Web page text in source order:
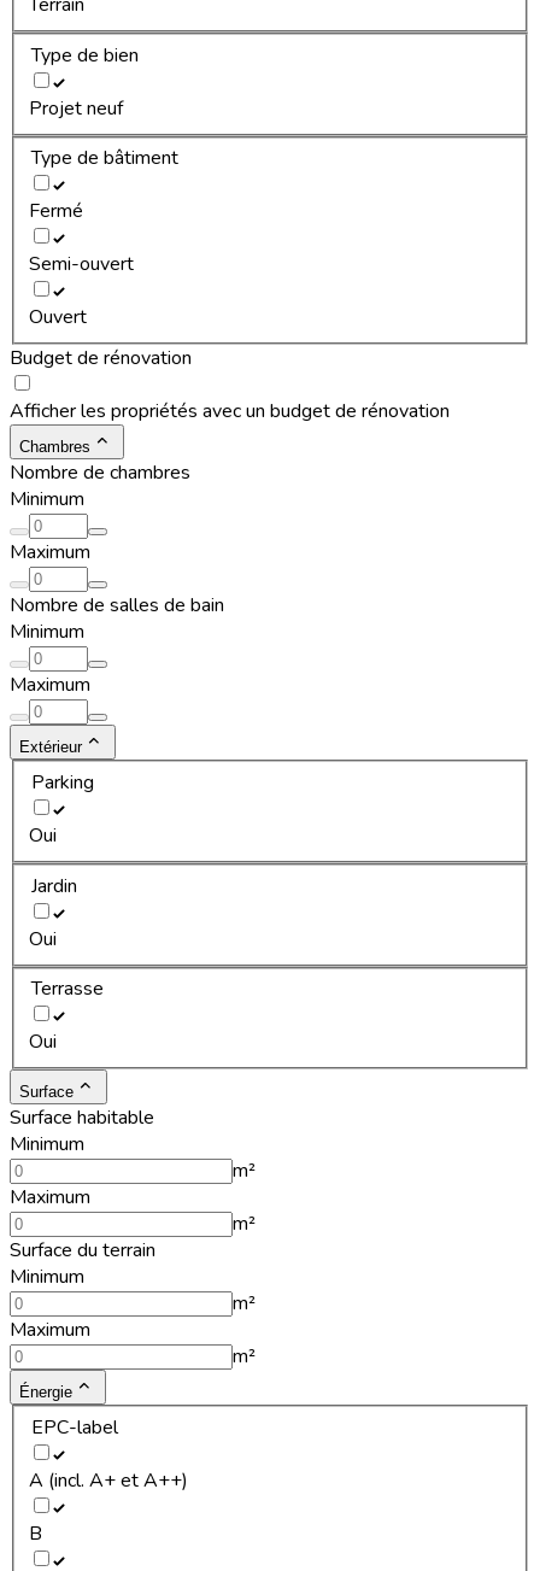
Type de bien
Projet neuf
Type de bâtiment
Fermé
Semi-ouvert
Ouvert
Budget de rénovation
Afficher les propriétés avec un budget de rénovation
Chambres
Nombre de chambres
Minimum
Maximum
Nombre de salles de bain
Minimum
Maximum
Extérieur
Parking
Oui
Jardin
Oui
Terrasse
Oui
Surface
Surface habitable
Minimum
m²
Maximum
m²
Surface du terrain
Minimum
m²
Maximum
m²
Énergie
EPC-label
A (incl. A+ et A++)
B